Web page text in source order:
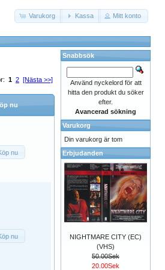
Varukorg Kassa Mitt konto
1 2 [Nästa >>]
nu
nu
nu
Snabbsök
Använd nyckelord för att
hitta den produkt du söker
efter.
Avancerad sökning
Varukorg
Din varukorg är tom
Erbjudanden
NIGHTMARE CITY (EC)
(VHS)
50.00Sek
20.00Sek